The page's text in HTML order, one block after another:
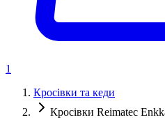
1
Кросівки та кеди
Кросівки Reimatec